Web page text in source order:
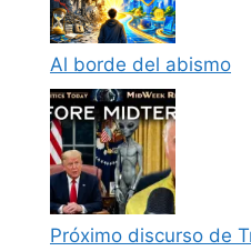
Al borde del abismo
Próximo discurso de